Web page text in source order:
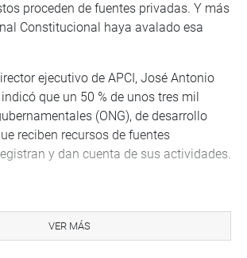
proceden de fuentes privadas. Y más
Constitucional haya avalado esa
ejecutivo de APCI, José Antonio
que un 50 % de unos tres mil
(ONG), de desarrollo
reciben recursos de fuentes
y dan cuenta de sus actividades.
trabajo de fiscalización que realiza la
provenientes de la cooperación
VER MÁS